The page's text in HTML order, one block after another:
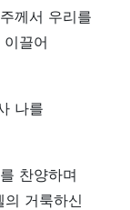
께서 우리를
끌어
나를
찬양하며
거룩하신